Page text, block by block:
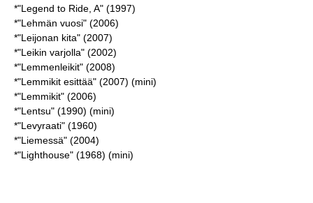
*"Legend to Ride, A" (1997)
*"Lehmän vuosi" (2006)
*"Leijonan kita" (2007)
*"Leikin varjolla" (2002)
*"Lemmenleikit" (2008)
*"Lemmikit esittää" (2007) (mini)
*"Lemmikit" (2006)
*"Lentsu" (1990) (mini)
*"Levyraati" (1960)
*"Liemessä" (2004)
*"Lighthouse" (1968) (mini)